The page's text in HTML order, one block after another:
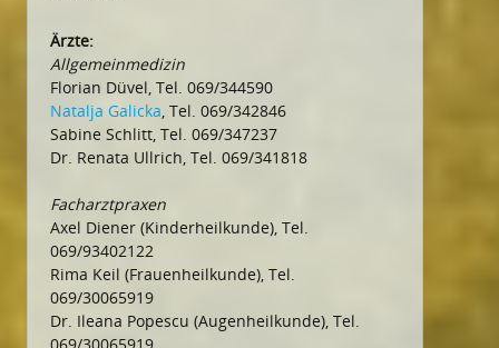
Ärzte:
Allgemeinmedizin
Florian Düvel, Tel. 069/344590
Natalja Galicka, Tel. 069/342846
Sabine Schlitt, Tel. 069/347237
Dr. Renata Ullrich, Tel. 069/341818
Facharztpraxen
Axel Diener (Kinderheilkunde), Tel.
069/93402122
Rima Keil (Frauenheilkunde), Tel.
069/30065919
Dr. Ileana Popescu (Augenheilkunde), Tel.